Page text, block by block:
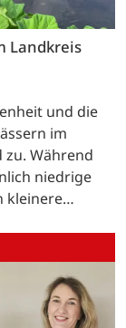
Landkreis
und die
im
zu. Während
niedrige
kleinere…